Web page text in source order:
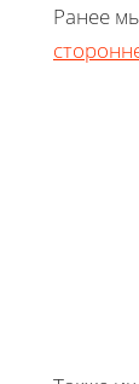
Ранее